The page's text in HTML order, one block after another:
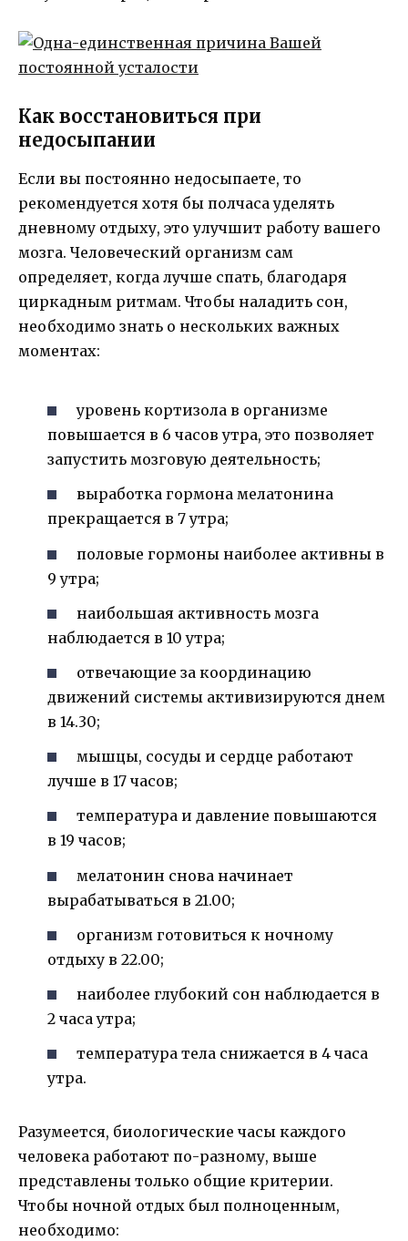
Как восстановиться при
недосыпании
Если вы постоянно недосыпаете, то
рекомендуется хотя бы полчаса уделять
дневному отдыху, это улучшит работу вашего
мозга. Человеческий организм сам
определяет, когда лучше спать, благодаря
циркадным ритмам. Чтобы наладить сон,
необходимо знать о нескольких важных
моментах:
уровень кортизола в организме
повышается в 6 часов утра, это позволяет
запустить мозговую деятельность;
выработка гормона мелатонина
прекращается в 7 утра;
половые гормоны наиболее активны в
9 утра;
наибольшая активность мозга
наблюдается в 10 утра;
отвечающие за координацию
движений системы активизируются днем
в 14.30;
мышцы, сосуды и сердце работают
лучше в 17 часов;
температура и давление повышаются
в 19 часов;
мелатонин снова начинает
вырабатываться в 21.00;
организм готовиться к ночному
отдыху в 22.00;
наиболее глубокий сон наблюдается в
2 часа утра;
температура тела снижается в 4 часа
утра.
Разумеется, биологические часы каждого
человека работают по-разному, выше
представлены только общие критерии.
Чтобы ночной отдых был полноценным,
необходимо: